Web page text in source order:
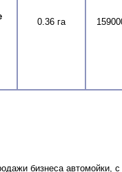
0.36 га
бизнеса